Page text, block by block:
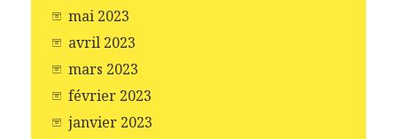
mai 2023
avril 2023
mars 2023
février 2023
janvier 2023